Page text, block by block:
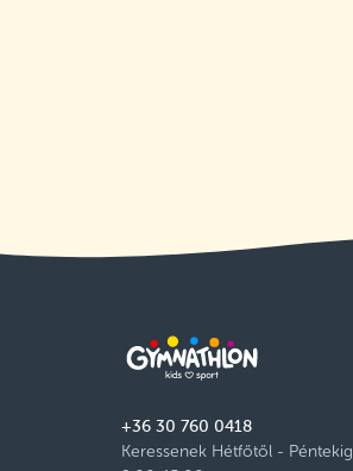
+36 30 760 0418
Keressenek Hétfőtől - Péntekig